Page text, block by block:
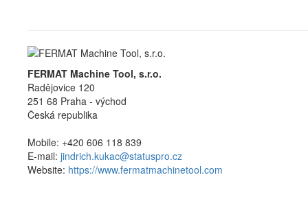
FERMAT Machine Tool, s.r.o.
Radějovice 120
251 68 Praha - východ
Česká republika
Mobile: +420 606 118 839
E-mail: jindrich.kukac@statuspro.cz
Website: https://www.fermatmachinetool.com